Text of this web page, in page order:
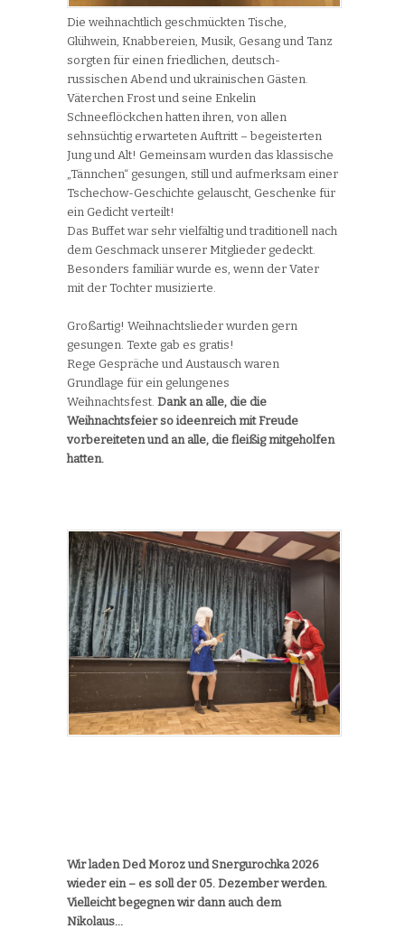
Die weihnachtlich geschmückten Tische,
Glühwein, Knabbereien, Musik, Gesang und Tanz
sorgten für einen friedlichen, deutsch-
russischen Abend und ukrainischen Gästen.
Väterchen Frost und seine Enkelin
Schneeflöckchen hatten ihren, von allen
sehnsüchtig erwarteten Auftritt – begeisterten
Jung und Alt! Gemeinsam wurden das klassische
„Tännchen“ gesungen, still und aufmerksam einer
Tschechow-Geschichte gelauscht, Geschenke für
ein Gedicht verteilt!
Das Buffet war sehr vielfältig und traditionell nach
dem Geschmack unserer Mitglieder gedeckt.
Besonders familiär wurde es, wenn der Vater
mit der Tochter musizierte.
Großartig! Weihnachtslieder wurden gern
gesungen. Texte gab es gratis!
Rege Gespräche und Austausch waren
Grundlage für ein gelungenes
Weihnachtsfest. Dank an alle, die die
Weihnachtsfeier so ideenreich mit Freude
vorbereiteten und an alle, die fleißig mitgeholfen
hatten.
Wir laden Ded Moroz und Snergurochka 2026
wieder ein – es soll der 05. Dezember werden.
Vielleicht begegnen wir dann auch dem
Nikolaus…